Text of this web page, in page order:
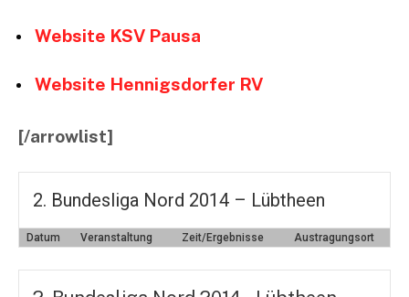
Website KSV Pausa
Website Hennigsdorfer RV
[/arrowlist]
2. Bundesliga Nord 2014 – Lübtheen
Datum Veranstaltung Zeit/Ergebnisse Austragungsort